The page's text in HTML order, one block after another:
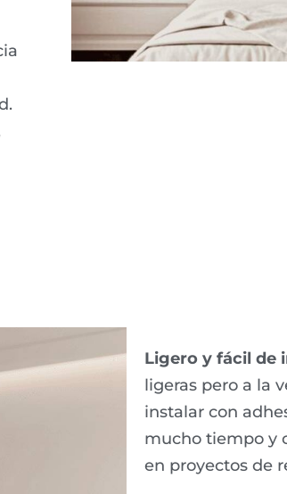
Ligero y fácil de
ligeras pero a la
instalar con
mucho tiempo y
en proyectos de